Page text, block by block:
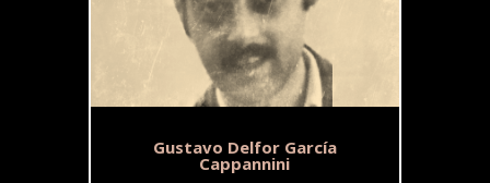
Gustavo Delfor García
Cappannini